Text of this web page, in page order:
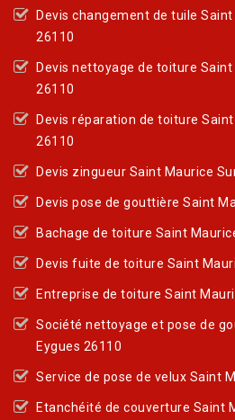
Devis changement de tuile
26110
Devis nettoyage de toiture Saint
26110
Devis réparation de toiture
26110
Devis zingueur Saint Maurice
Devis pose de gouttière Saint
Bachage de toiture Saint
Devis fuite de toiture Saint
Entreprise de toiture Saint
Société nettoyage et pose de
Eygues 26110
Service de pose de velux Saint
Etanchéité de couverture Saint